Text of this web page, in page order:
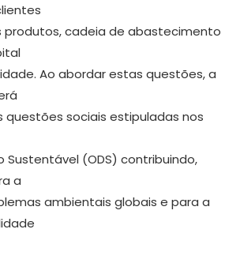
produtos, cadeia de abastecimento
Ao abordar estas questões, a
questões sociais estipuladas nos
Sustentável (ODS) contribuindo,
a
ambientais globais e para a